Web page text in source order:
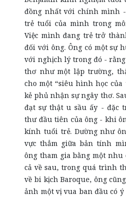
đồng nhất với chính mình
trẻ tuổi của mình trong
Việc mình đang trẻ trở
đối với ông. Ông có một sự
với nghịch lý trong đó -
thơ như một lập trường,
cho một “siêu hình học
kẻ phủ nhận sự ngây thơ.
đạt sự thật u sầu ấy - đặc
thư đầu tiên của ông - khi
kính tuổi trẻ. Dường như
vực thẳm giữa bản tính
ông tham gia bằng một
cả về sau, trong quá trình
về bi kịch Baroque, ông
ảnh một vị vua ban đầu có